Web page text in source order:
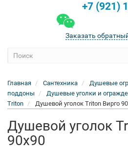
+7 (921)
Заказать
Главная Сантехника
Душевые
поддоны
Душевые уголки и
Triton
Душевой уголок Triton Вирго
Душевой уголок
90x90